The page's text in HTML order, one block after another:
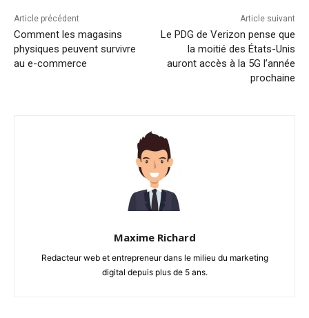
Article précédent
Comment les magasins
physiques peuvent survivre
au e-commerce
Article suivant
Le PDG de Verizon pense que
la moitié des États-Unis
auront accès à la 5G l’année
prochaine
Maxime Richard
Redacteur web et entrepreneur dans le milieu du marketing
digital depuis plus de 5 ans.